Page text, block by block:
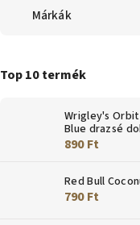
Márkák
Top 10 termék
Wrigley's
Blue drazsé
890 Ft
Red Bull
790 Ft